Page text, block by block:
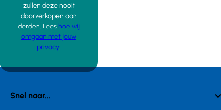
zullen deze nooit
doorverkopen aan
derden. Lees hoe wij
omgaan met jouw
privacy.
Snel naar...